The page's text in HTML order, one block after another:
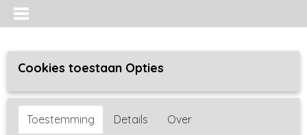
Inloggen Registreren
Cookies toestaan Opties
Toestemming Details Over